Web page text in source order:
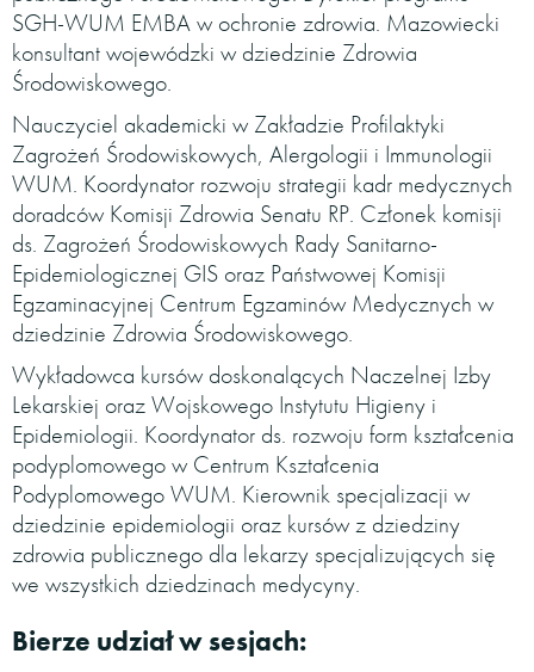
SGH-WUM EMBA w ochronie zdrowia. Mazowiecki
konsultant wojewódzki w dziedzinie Zdrowia
Środowiskowego.
Nauczyciel akademicki w Zakładzie Profilaktyki
Zagrożeń Środowiskowych, Alergologii i Immunologii
WUM. Koordynator rozwoju strategii kadr medycznych
doradców Komisji Zdrowia Senatu RP. Członek komisji
ds. Zagrożeń Środowiskowych Rady Sanitarno-
Epidemiologicznej GIS oraz Państwowej Komisji
Egzaminacyjnej Centrum Egzaminów Medycznych w
dziedzinie Zdrowia Środowiskowego.
Wykładowca kursów doskonalących Naczelnej Izby
Lekarskiej oraz Wojskowego Instytutu Higieny i
Epidemiologii. Koordynator ds. rozwoju form kształcenia
podyplomowego w Centrum Kształcenia
Podyplomowego WUM. Kierownik specjalizacji w
dziedzinie epidemiologii oraz kursów z dziedziny
zdrowia publicznego dla lekarzy specjalizujących się
we wszystkich dziedzinach medycyny.
Bierze udział w sesjach: